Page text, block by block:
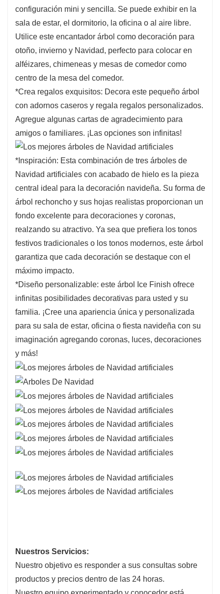
Navidad artificiales no solo se ven más realistas
aparezca en su forma más exuberante y
completa.
5.El regalo navideño perfecto:Podemos
colgar algunos adornos en el árbol para realzar
el ambiente navideño. Cuando todos ven
hermosos y encantadores árboles de Navidad
artificiales llenos de regalos en casa o en la
oficina, comparten mucha alegría y risas.
configuración mini y sencilla. Se puede exhibir en la
sala de estar, el dormitorio, la oficina o al aire libre.
Utilice este encantador árbol como decoración para
otoño, invierno y Navidad, perfecto para colocar en
alféizares, chimeneas y mesas de comedor como
centro de la mesa del comedor.
*Crea regalos exquisitos: Decora este pequeño árbol
con adornos caseros y regala regalos personalizados.
Agregue algunas cartas de agradecimiento para
amigos o familiares. ¡Las opciones son infinitas!
*Inspiración: Esta combinación de tres árboles de
Navidad artificiales con acabado de hielo es la pieza
central ideal para la decoración navideña. Su forma de
árbol rechoncho y sus hojas realistas proporcionan un
fondo excelente para decoraciones y coronas,
realzando su atractivo. Ya sea que prefiera los tonos
festivos tradicionales o los tonos modernos, este árbol
garantiza que cada decoración se destaque con el
máximo impacto.
*Diseño personalizable: este árbol Ice Finish ofrece
infinitas posibilidades decorativas para usted y su
familia. ¡Cree una apariencia única y personalizada
para su sala de estar, oficina o fiesta navideña con su
imaginación agregando coronas, luces, decoraciones
y más!
Nuestros Servicios:
Nuestro objetivo es responder a sus consultas sobre
productos y precios dentro de las 24 horas.